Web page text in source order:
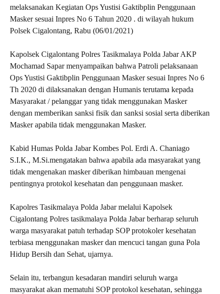
melaksanakan Kegiatan Ops Yustisi Gaktibplin Penggunaan
Masker sesuai Inpres No 6 Tahun 2020 . di wilayah hukum
Polsek Cigalontang, Rabu (06/01/2021)
Kapolsek Cigalontang Polres Tasikmalaya Polda Jabar AKP
Mochamad Sapar menyampaikan bahwa Patroli pelaksanaan
Ops Yustisi Gaktibplin Penggunaan Masker sesuai Inpres No 6
Th 2020 di dilaksanakan dengan Humanis terutama kepada
Masyarakat / pelanggar yang tidak menggunakan Masker
dengan memberikan sanksi fisik dan sanksi sosial serta diberikan
Masker apabila tidak menggunakan Masker.
Kabid Humas Polda Jabar Kombes Pol. Erdi A. Chaniago
S.I.K., M.Si.mengatakan bahwa apabila ada masyarakat yang
tidak mengenakan masker diberikan himbauan mengenai
pentingnya protokol kesehatan dan penggunaan masker.
Kapolres Tasikmalaya Polda Jabar melalui Kapolsek
Cigalontang Polres tasikmalaya Polda Jabar berharap seluruh
warga masyarakat patuh terhadap SOP protokoler kesehatan
terbiasa menggunakan masker dan mencuci tangan guna Pola
Hidup Bersih dan Sehat, ujarnya.
Selain itu, terbangun kesadaran mandiri seluruh warga
masyarakat akan mematuhi SOP protokol kesehatan, sehingga